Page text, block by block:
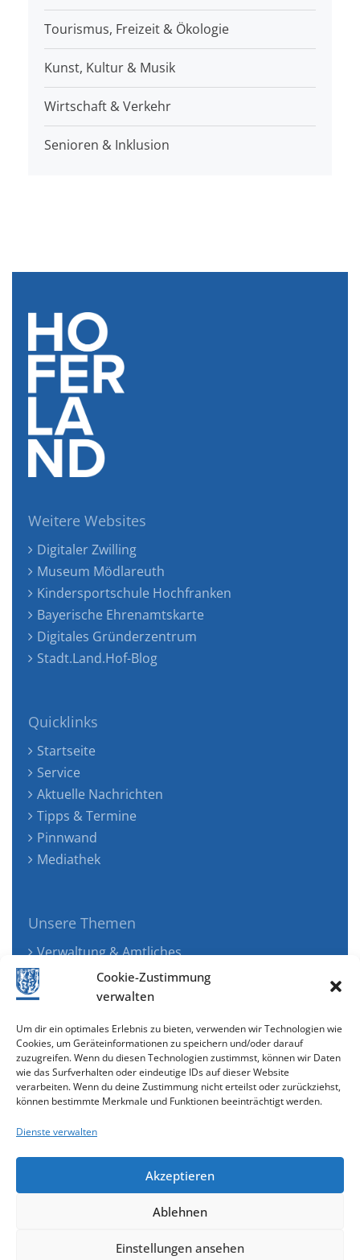
Cookie-Zustimmung
verwalten
Um dir ein optimales Erlebnis zu bieten, verwenden wir Technologien wie
Cookies, um Geräteinformationen zu speichern und/oder darauf
zuzugreifen. Wenn du diesen Technologien zustimmst, können wir Daten
wie das Surfverhalten oder eindeutige IDs auf dieser Website
verarbeiten. Wenn du deine Zustimmung nicht erteilst oder zurückziehst,
können bestimmte Merkmale und Funktionen beeinträchtigt werden.
Dienste verwalten
Akzeptieren
Ablehnen
Einstellungen ansehen
Tourismus, Freizeit & Ökologie
Kunst, Kultur & Musik
Wirtschaft & Verkehr
Senioren & Inklusion
Weitere Websites
Digitaler Zwilling
Museum Mödlareuth
Kindersportschule Hochfranken
Bayerische Ehrenamtskarte
Digitales Gründerzentrum
Stadt.Land.Hof-Blog
Quicklinks
Startseite
Service
Aktuelle Nachrichten
Tipps & Termine
Pinnwand
Mediathek
Unsere Themen
Verwaltung & Amtliches
Jugend, Familie & Gesundheit
Tourismus, Freizeit & Ökologie
Wirtschaft & Verkehr
Senioren & Inklusion
gestaltet & entwickelt mit